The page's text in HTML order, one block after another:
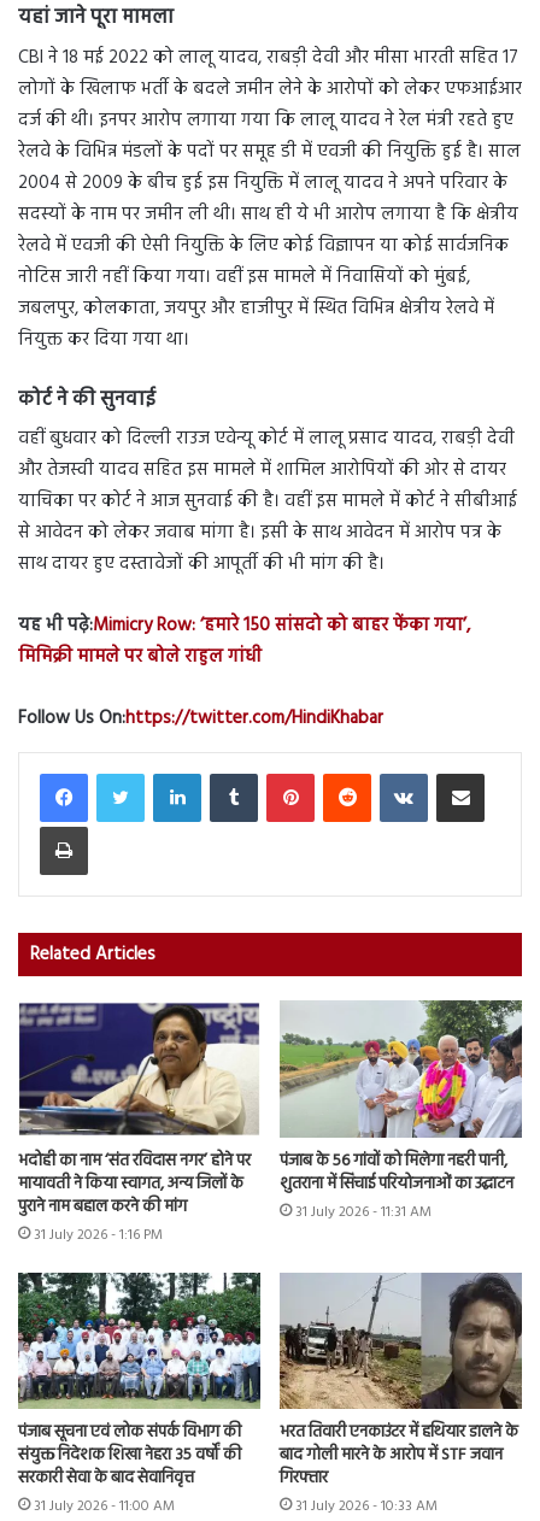
यहां जाने पूरा मामला
CBI ने 18 मई 2022 को लालू यादव, राबड़ी देवी और मीसा भारती सहित 17
लोगों के खिलाफ भर्ती के बदले जमीन लेने के आरोपों को लेकर एफआईआर
दर्ज की थी। इनपर आरोप लगाया गया कि लालू यादव ने रेल मंत्री रहते हुए
रेलवे के विभिन्न मंडलों के पदों पर समूह डी में एवजी की नियुक्ति हुई है। साल
2004 से 2009 के बीच हुई इस नियुक्ति में लालू यादव ने अपने परिवार के
सदस्यों के नाम पर जमीन ली थी। साथ ही ये भी आरोप लगाया है कि क्षेत्रीय
रेलवे में एवजी की ऐसी नियुक्ति के लिए कोई विज्ञापन या कोई सार्वजनिक
नोटिस जारी नहीं किया गया। वहीं इस मामले में निवासियों को मुंबई,
जबलपुर, कोलकाता, जयपुर और हाजीपुर में स्थित विभिन्न क्षेत्रीय रेलवे में
नियुक्त कर दिया गया था।
कोर्ट ने की सुनवाई
वहीं बुधवार को दिल्ली राउज एवेन्यू कोर्ट में लालू प्रसाद यादव, राबड़ी देवी
और तेजस्वी यादव सहित इस मामले में शामिल आरोपियों की ओर से दायर
याचिका पर कोर्ट ने आज सुनवाई की है। वहीं इस मामले में कोर्ट ने सीबीआई
से आवेदन को लेकर जवाब मांगा है। इसी के साथ आवेदन में आरोप पत्र के
साथ दायर हुए दस्तावेजों की आपूर्ती की भी मांग की है।
यह भी पढ़े:Mimicry Row: ‘हमारे 150 सांसदो को बाहर फेंका गया’,
मिमिक्री मामले पर बोले राहुल गांधी
Follow Us On:https://twitter.com/HindiKhabar
LinkedInTumblr PinterestReddit VKontakteShare via Email
Print
Related Articles
भदोही का नाम ‘संत रविदास नगर’ होने पर
मायावती ने किया स्वागत, अन्य जिलों के
पुराने नाम बहाल करने की मांग
31 July 2026 - 1:16 PM
पंजाब के 56 गांवों को मिलेगा नहरी पानी,
शुतराना में सिंचाई परियोजनाओं का उद्घाटन
31 July 2026 - 11:31 AM
पंजाब सूचना एवं लोक संपर्क विभाग की
संयुक्त निदेशक शिखा नेहरा 35 वर्षों की
सरकारी सेवा के बाद सेवानिवृत्त
31 July 2026 - 11:00 AM
भरत तिवारी एनकाउंटर में हथियार डालने के
बाद गोली मारने के आरोप में STF जवान
गिरफ्तार
31 July 2026 - 10:33 AM